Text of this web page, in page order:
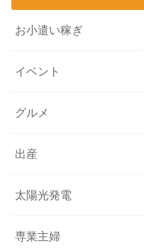
お小遣い稼ぎ
イベント
グルメ
出産
太陽光発電
専業主婦